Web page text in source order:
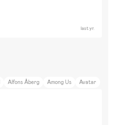
last yr.
Alfons Åberg Among Us
Avatar